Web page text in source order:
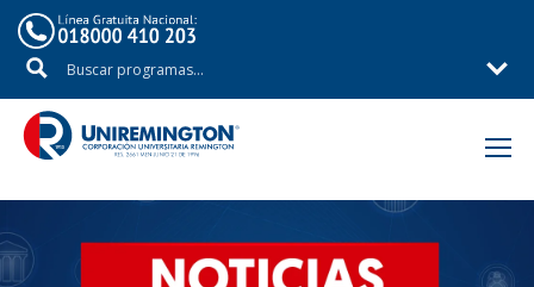
Inicio Noticias